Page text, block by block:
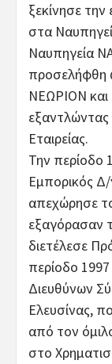
ξεκίνησε
στα
Ναυπηγεία
προσελήφθη
ΝΕΩΡΙΟΝ και
εξαντλώντας
Εταιρείας.
Την περίοδο
Εμπορικός
απεχώρησε
εξαγόρασαν
διετέλεσε
περίοδο
Διευθύνων
Ελευσίνας,
από τον
στο